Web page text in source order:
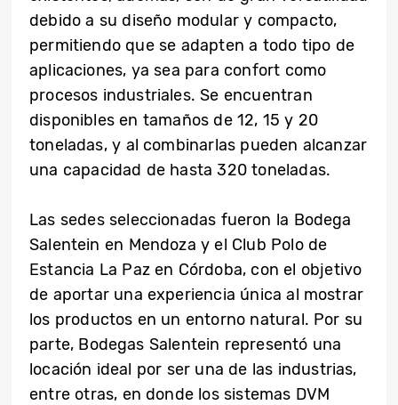
debido a su diseño modular y compacto,
permitiendo que se adapten a todo tipo de
aplicaciones, ya sea para confort como
procesos industriales. Se encuentran
disponibles en tamaños de 12, 15 y 20
toneladas, y al combinarlas pueden alcanzar
una capacidad de hasta 320 toneladas.
Las sedes seleccionadas fueron la Bodega
Salentein en Mendoza y el Club Polo de
Estancia La Paz en Córdoba, con el objetivo
de aportar una experiencia única al mostrar
los productos en un entorno natural. Por su
parte, Bodegas Salentein representó una
locación ideal por ser una de las industrias,
entre otras, en donde los sistemas DVM